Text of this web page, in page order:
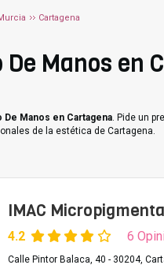
Cartagena
Manos en
Manos en Cartagena. Pide un
de la estética de Cartagena.
IMAC
4.2 6
Calle Pintor Balaca, 40 - 30204,